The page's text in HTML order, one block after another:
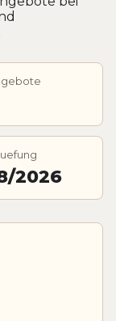
2026